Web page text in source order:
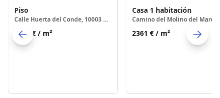
Piso
Calle Huerta del Conde, 10003 Cáceres
2277 € / m²
Casa 1 habitación
2361 € / m²